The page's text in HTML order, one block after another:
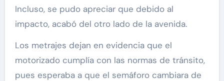
Incluso, se pudo apreciar que debido al
impacto, acabó del otro lado de la avenida.
Los metrajes dejan en evidencia que el
motorizado cumplía con las normas de tránsito,
pues esperaba a que el semáforo cambiara de